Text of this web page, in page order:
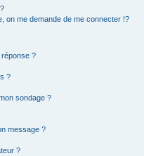
on me demande de me connecter !?
?
?
sondage ?
message ?
?